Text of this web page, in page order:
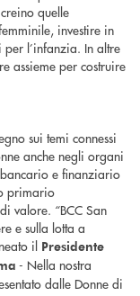
quelle
investire in
l’infanzia. In altre
assieme per costruire
sui temi connessi
anche negli organi
e finanziario
primario
valore. “BCC San
e sulla lotta a
il Presidente
- Nella nostra
dalle Donne di